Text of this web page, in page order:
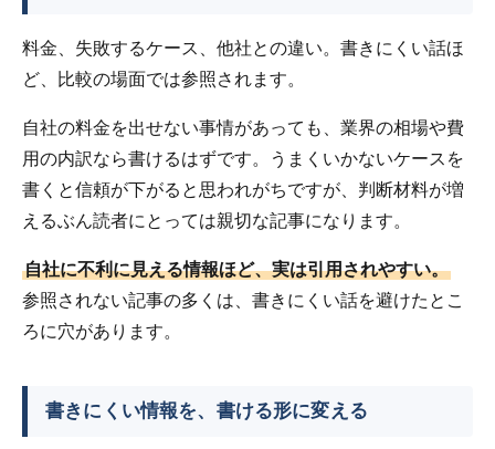
料金、失敗するケース、他社との違い。書きにくい話ほ
ど、比較の場面では参照されます。
自社の料金を出せない事情があっても、業界の相場や費
用の内訳なら書けるはずです。うまくいかないケースを
書くと信頼が下がると思われがちですが、判断材料が増
えるぶん読者にとっては親切な記事になります。
自社に不利に見える情報ほど、実は引用されやすい。
参照されない記事の多くは、書きにくい話を避けたとこ
ろに穴があります。
書きにくい情報を、書ける形に変える